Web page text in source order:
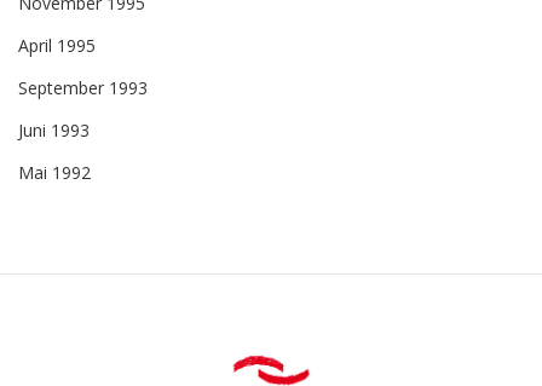
April 1995
September 1993
Juni 1993
Mai 1992